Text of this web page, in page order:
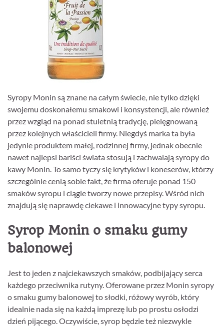
Syropy Monin są znane na całym świecie, nie tylko dzięki
swojemu doskonałemu smakowi i konsystencji, ale również
przez wzgląd na ponad stuletnią tradycję, pielęgnowaną
przez kolejnych właścicieli firmy. Niegdyś marka ta była
jedynie produktem małej, rodzinnej firmy, jednak obecnie
nawet najlepsi bariści świata stosują i zachwalają syropy do
kawy Monin. To samo tyczy się krytyków i koneserów, którzy
szczególnie cenią sobie fakt, że firma oferuje ponad 150
smaków syropu i ciągle tworzy nowe przepisy. Wśród nich
znajdują się naprawdę ciekawe i innowacyjne typy syropu.
Syrop Monin o smaku gumy
balonowej
Jest to jeden z najciekawszych smaków, podbijający serca
każdego przeciwnika rutyny. Oferowane przez Monin syropy
o smaku gumy balonowej to słodki, różowy wyrób, który
idealnie nada się na każdą imprezę lub po prostu osłodzi
dzień pijącego. Oczywiście, syrop będzie też niezwykle